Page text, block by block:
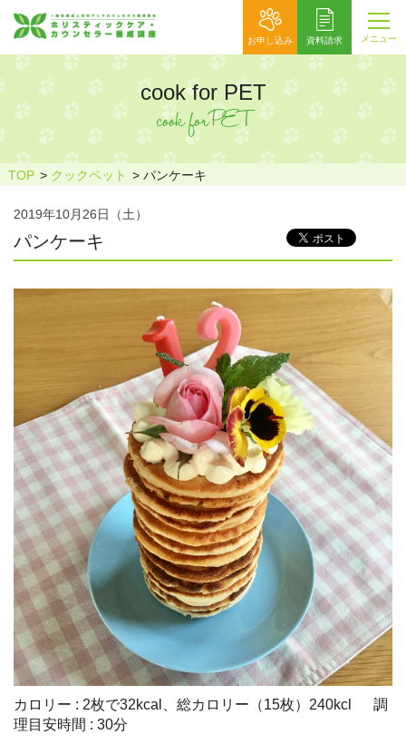
お申し込み 資料請求 メニュー
cook for PET
cook for PET
TOP クックペット パンケーキ
2019年10月26日（土）
パンケーキ
カロリー : 2枚で32kcal、総カロリー（15枚）240kcl 調
理目安時間 : 30分